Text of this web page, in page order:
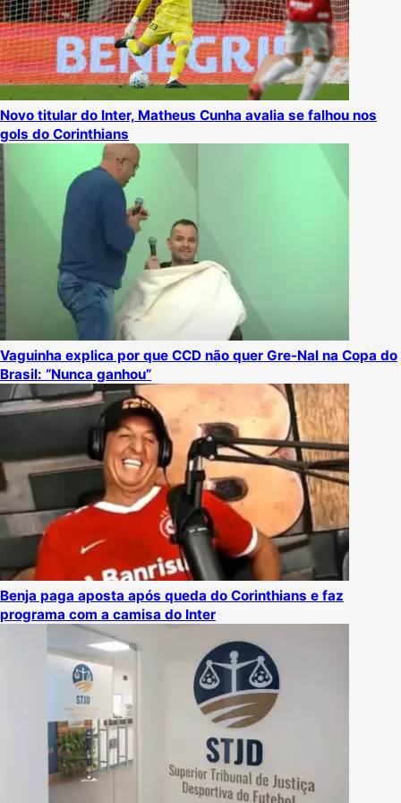
Novo titular do Inter, Matheus Cunha avalia se falhou nos
gols do Corinthians
Vaguinha explica por que CCD não quer Gre-Nal na Copa do
Brasil: “Nunca ganhou”
Benja paga aposta após queda do Corinthians e faz
programa com a camisa do Inter